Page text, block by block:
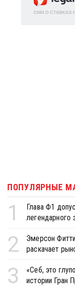
ПОПУЛЯРНЫЕ
1
Глава Ф1
легендарного
2
Эмерсон
раскачает
3
«Себ, это
истории Гран